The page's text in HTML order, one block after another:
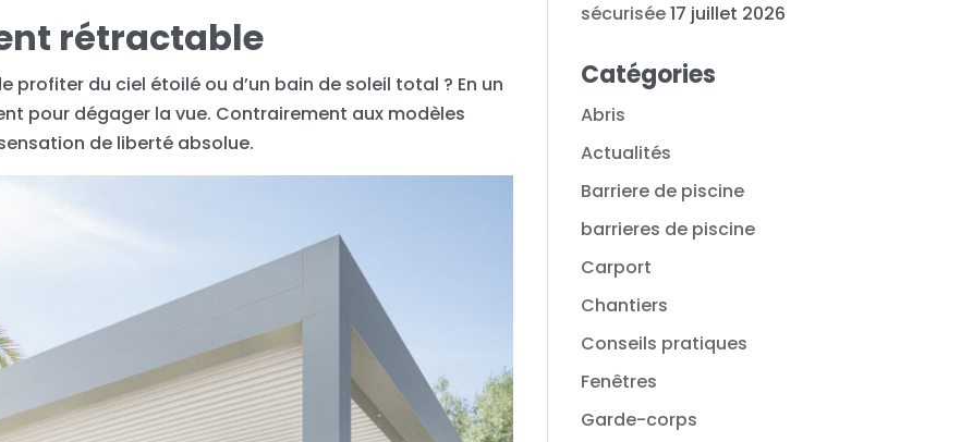
rétractable
profiter du ciel étoilé ou d’un bain de soleil total ? En un
pour dégager la vue. Contrairement aux modèles
de liberté absolue.
sécurisée17 juillet 2026
Catégories
Abris
Actualités
Barriere de piscine
barrieres de piscine
Carport
Chantiers
Conseils pratiques
Fenêtres
Garde-corps